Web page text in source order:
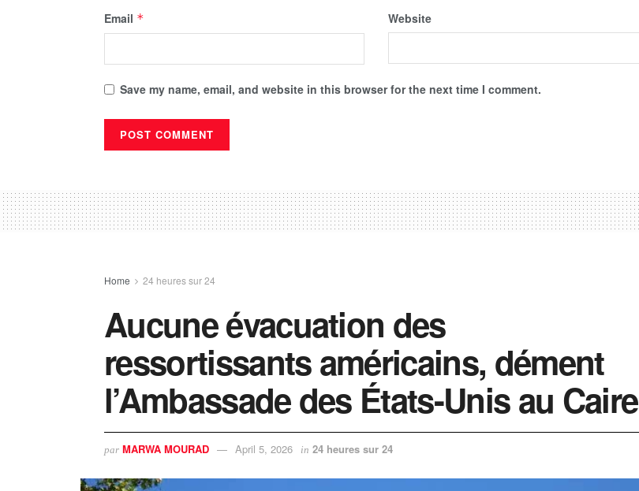
Email * Website
Save my name, email, and website in this browser for the next time I comment.
Home 24 heures sur 24
Aucune évacuation des
ressortissants américains, dément
l’Ambassade des États-Unis au Caire
par MARWA MOURAD April 5, 2026 in 24 heures sur 24